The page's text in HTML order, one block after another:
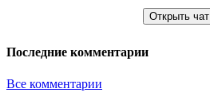
Открыть чат
Последние комментарии
Все комментарии